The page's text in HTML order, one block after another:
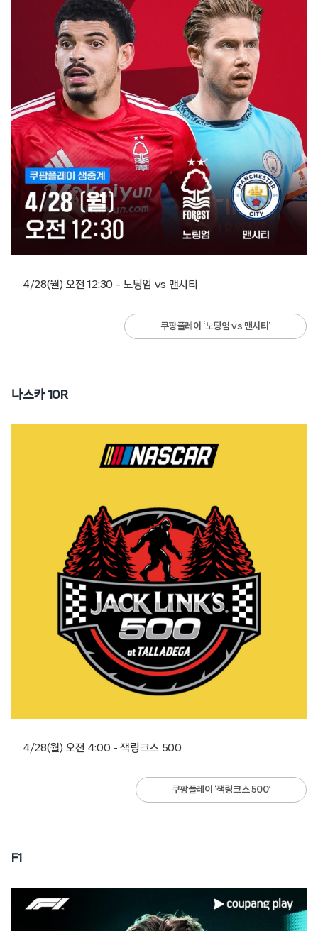
4/28(월) 오전 12:30 – 노팅엄 vs 맨시티
쿠팡플레이 ‘노팅엄 vs 맨시티’
나스카 10R
4/28(월) 오전 4:00 – 잭링크스 500
쿠팡플레이 ‘잭링크스 500’
F1